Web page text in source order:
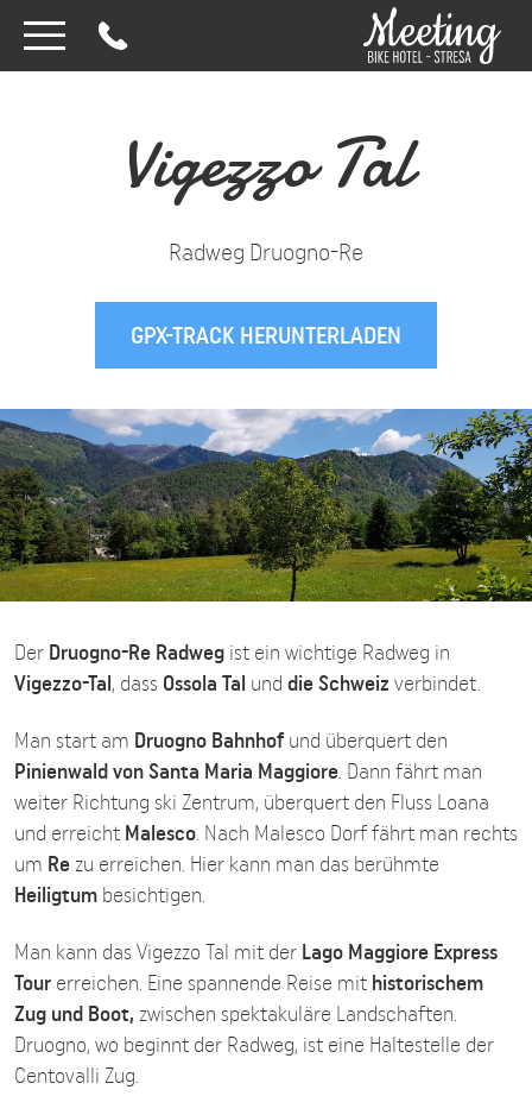
Vigezzo Tal
Radweg Druogno-Re
GPX-TRACK HERUNTERLADEN
Der Druogno-Re Radweg ist ein wichtige Radweg in
Vigezzo-Tal, dass Ossola Tal und die Schweiz verbindet.
Man start am Druogno Bahnhofund überquert den
Pinienwald von Santa Maria Maggiore. Dann fährt man
weiter Richtung ski Zentrum, überquert den Fluss Loana
und erreicht Malesco. Nach Malesco Dorf fährt man rechts
um Re zu erreichen. Hier kann man das berühmte
Heiligtum besichtigen.
Man kann das Vigezzo Tal mit der Lago Maggiore Express
Tour erreichen. Eine spannende Reise mit historischem
Zug und Boot, zwischen spektakuläre Landschaften.
Druogno, wo beginnt der Radweg, ist eine Haltestelle der
Centovalli Zug.